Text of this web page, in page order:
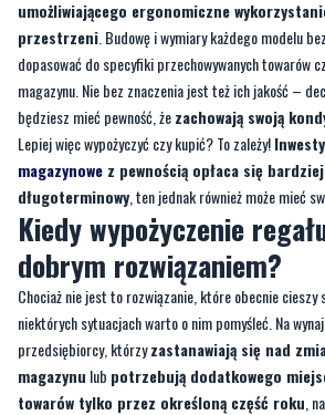
magazynu. Nie bez znaczenia jest też ich jakość –
będziesz mieć pewność, żezachowają swoją
Lepiej więc wypożyczyć czy kupić? To zależy!
magazynowez pewnością opłaca się
długoterminowy, ten jednak również może mieć
Kiedy wypożyczenie
dobrym rozwiązaniem?
Chociaż nie jest to rozwiązanie, które obecnie cieszy
niektórych sytuacjach warto o nim pomyśleć. Na
przedsiębiorcy, którzyzastanawiają się nad
magazynulubpotrzebują dodatkowego
towarów tylko przez określoną część roku,
wiosenno-letnim. Podobnie jest w przypadku nowych
inwestować w zakup nowych regałów na tym etapie
Wypożyczony mebel bez problemu można